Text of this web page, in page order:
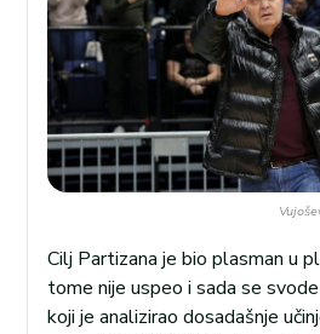
Cilj Partizana je bio plasman u
tome nije uspeo i sada se svode
koji je analizirao dosadašnje